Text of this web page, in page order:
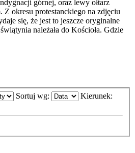
górnej, oraz lewy ołtarz
okresu protestanckiego na zdjęciu
się, że jest to jeszcze oryginalne
należała do Kościoła. Gdzie
Sortuj wg: Kierunek: